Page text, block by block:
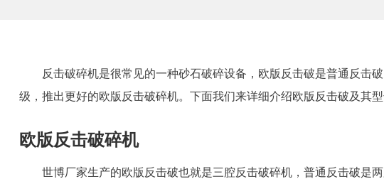
反击破碎机是很常见的一种砂石破碎设备，欧版反击破是普通反击
级，推出更好的欧版反击破碎机。下面我们来详细介绍欧版反击破及其型
欧版反击破碎机
世博厂家生产的欧版反击破也就是三腔反击破碎机，普通反击破是